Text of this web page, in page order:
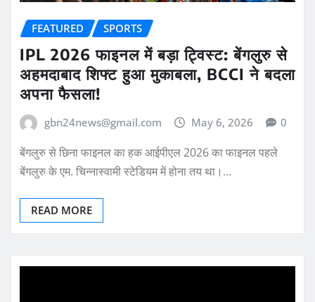
FEATURED SPORTS
IPL 2026 फाइनल में बड़ा ट्विस्ट: बेंगलुरु से
अहमदाबाद शिफ्ट हुआ मुकाबला, BCCI ने बदला
अपना फैसला!
gbn24news@gmail.com May 6, 2026 0
बेंगलुरु से छिना फाइनल का हक आईपीएल 2026 का फाइनल पहले
बेंगलुरु के एम. चिन्नास्वामी स्टेडियम में होना तय था।…
READ MORE